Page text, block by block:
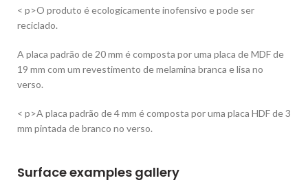
< p>O produto é ecologicamente inofensivo e pode ser
reciclado.
A placa padrão de 20 mm é composta por uma placa de MDF de
19 mm com um revestimento de melamina branca e lisa no
verso.
< p>A placa padrão de 4 mm é composta por uma placa HDF de 3
mm pintada de branco no verso.
Surface examples gallery